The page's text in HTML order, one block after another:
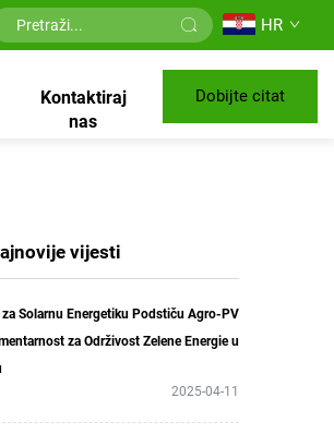
HR
Kontaktiraj
nas
Dobijte citat
vijesti
za Solarnu Energetiku Podstiču Agro-PV
za Održivost Zelene Energie u
2025-04-11